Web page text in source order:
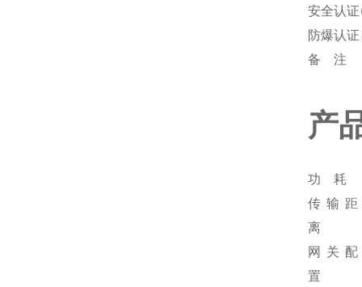
安全认证
防爆认证
备 注
产
功 耗
传输距
离
网关配
置